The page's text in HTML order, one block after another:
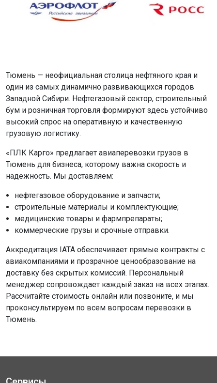
Тюмень — неофициальная столица нефтяного края и
один из самых динамично развивающихся городов
Западной Сибири. Нефтегазовый сектор, строительный
бум и розничная торговля формируют здесь устойчиво
высокий спрос на оперативную и качественную
грузовую логистику.
«ПЛК Карго» предлагает авиаперевозки грузов в
Тюмень для бизнеса, которому важна скорость и
надежность. Мы доставляем:
нефтегазовое оборудование и запчасти;
строительные материалы и комплектующие;
медицинские товары и фармпрепараты;
коммерческие грузы и срочные отправки.
Аккредитация IATA обеспечивает прямые контракты с
авиакомпаниями и прозрачное ценообразование на
доставку без скрытых комиссий. Персональный
менеджер сопровождает каждый заказ на всех этапах.
Рассчитайте стоимость онлайн или позвоните, и мы
проконсультируем по всем вопросам перевозки в
Тюмень.